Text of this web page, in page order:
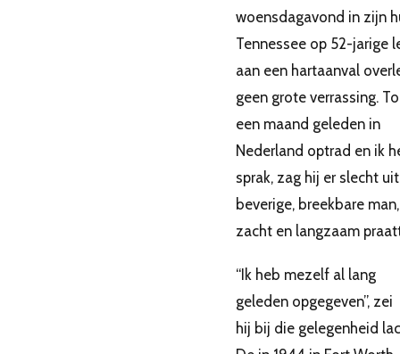
woensdagavond in zijn
Tennessee op 52-jarige
aan een hartaanval
geen grote verrassing.
een maand geleden in
Nederland optrad en ik
sprak, zag hij er slecht
beverige, breekbare
zacht en langzaam
“Ik heb mezelf al lang
geleden opgegeven”, zei
hij bij die gelegenheid